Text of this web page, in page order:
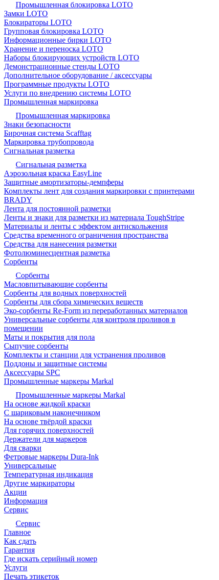
Промышленная блокировка LOTO
Замки LOTO
Блокираторы LOTO
Групповая блокировка LOTO
Информационные бирки LOTO
Хранение и переноска LOTO
Наборы блокирующих устройств LOTO
Демонстрационные стенды LOTO
Дополнительное оборудование / аксессуары
Программные продукты LOTO
Услуги по внедрению системы LOTO
Промышленная маркировка
Промышленная маркировка
Знаки безопасности
Бирочная система Scafftag
Маркировка трубопровода
Сигнальная разметка
Сигнальная разметка
Аэрозольная краска EasyLine
Защитные амортизаторы-демпферы
Комплекты лент для создания маркировки с принтерами
BRADY
Лента для постоянной разметки
Ленты и знаки для разметки из материала ToughStripe
Материалы и ленты с эффектом антискольжения
Средства временного ограничения пространства
Средства для нанесения разметки
Фотолюминесцентная разметка
Сорбенты
Сорбенты
Масловпитывающие сорбенты
Сорбенты для водных поверхностей
Сорбенты для сбора химических веществ
Эко-сорбенты Re-Form из переработанных материалов
Универсальные сорбенты для контроля проливов в
помещении
Маты и покрытия для пола
Сыпучие сорбенты
Комплекты и станции для устранения проливов
Поддоны и защитные системы
Аксессуары SPC
Промышленные маркеры Markal
Промышленные маркеры Markal
На основе жидкой краски
С шариковым наконечником
На основе твёрдой краски
Для горячих поверхностей
Держатели для маркеров
Для сварки
Фетровые маркеры Dura-Ink
Универсальные
Температурная индикация
Другие маркираторы
Акции
Информация
Сервис
Сервис
Главное
Как сдать
Гарантия
Где искать серийный номер
Услуги
Печать этикеток